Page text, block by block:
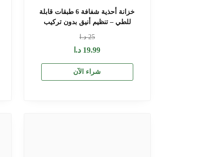
خزانة أحذية شفافة 6 طبقات قابلة
للطي – تنظيم أنيق بدون تركيب
25د.ا
19.99 د.ا
شراء الآن